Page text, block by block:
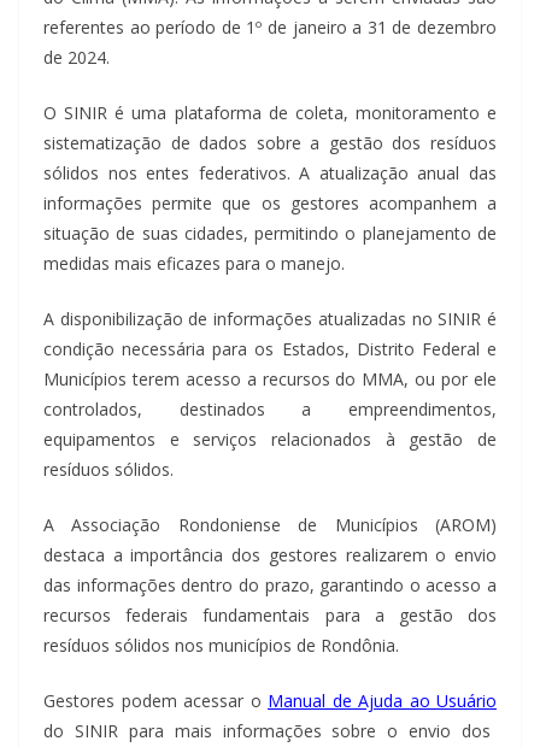
referentes ao período de 1º de janeiro a 31 de dezembro
de 2024.
O SINIR é uma plataforma de coleta, monitoramento e
sistematização de dados sobre a gestão dos resíduos
sólidos nos entes federativos. A atualização anual das
informações permite que os gestores acompanhem a
situação de suas cidades, permitindo o planejamento de
medidas mais eficazes para o manejo.
A disponibilização de informações atualizadas no SINIR é
condição necessária para os Estados, Distrito Federal e
Municípios terem acesso a recursos do MMA, ou por ele
controlados, destinados a empreendimentos,
equipamentos e serviços relacionados à gestão de
resíduos sólidos.
A Associação Rondoniense de Municípios (AROM)
destaca a importância dos gestores realizarem o envio
das informações dentro do prazo, garantindo o acesso a
recursos federais fundamentais para a gestão dos
resíduos sólidos nos municípios de Rondônia.
Gestores podem acessar o Manual de Ajuda ao Usuário
do SINIR para mais informações sobre o envio dos